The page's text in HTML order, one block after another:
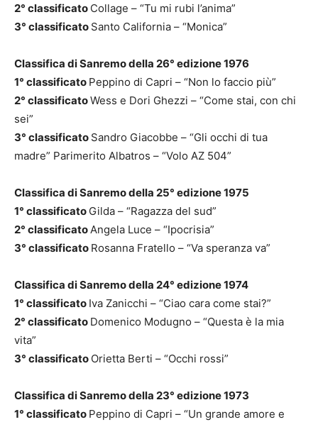
2° classificato Collage – “Tu mi rubi l’anima”
3° classificato Santo California – “Monica”
Classifica di Sanremo della 26° edizione 1976
1° classificato Peppino di Capri – “Non lo faccio più”
2° classificatoWess e Dori Ghezzi – “Come stai, con chi
sei”
3° classificato Sandro Giacobbe – “Gli occhi di tua
madre” Parimerito Albatros – “Volo AZ 504”
Classifica di Sanremo della 25° edizione 1975
1° classificato Gilda – “Ragazza del sud”
2° classificatoAngela Luce – “Ipocrisia”
3° classificato Rosanna Fratello – “Va speranza va”
Classifica di Sanremo della 24° edizione 1974
1° classificato Iva Zanicchi – “Ciao cara come stai?”
2° classificato Domenico Modugno – “Questa è la mia
vita”
3° classificato Orietta Berti – “Occhi rossi”
Classifica di Sanremo della 23° edizione 1973
1° classificato Peppino di Capri – “Un grande amore e